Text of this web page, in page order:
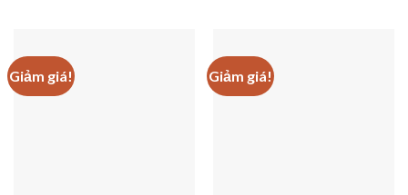
Giảm giá! Giảm giá!